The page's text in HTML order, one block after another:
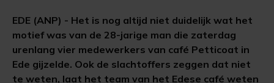
EDE (ANP) - Het is nog altijd niet duidelijk wat het
motief was van de 28-jarige man die zaterdag
urenlang vier medewerkers van café Petticoat in
Ede gijzelde. Ook de slachtoffers zeggen dat niet
te weten, laat het team van het Edese café weten